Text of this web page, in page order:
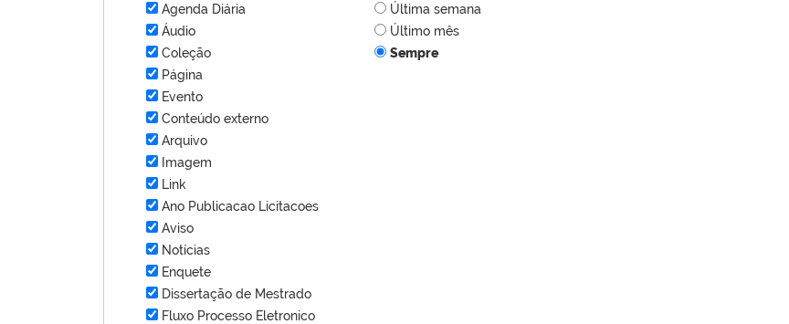
Agenda Diária
Áudio
Coleção
Página
Evento
Conteúdo externo
Arquivo
Imagem
Link
Ano Publicacao Licitacoes
Aviso
Notícias
Enquete
Dissertação de Mestrado
Fluxo Processo Eletronico
Última semana
Último mês
Sempre